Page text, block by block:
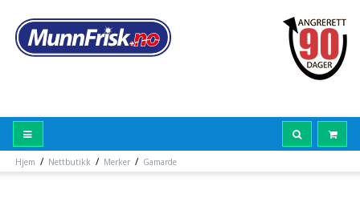
Hjem / Nettbutikk / Merker / Gamarde